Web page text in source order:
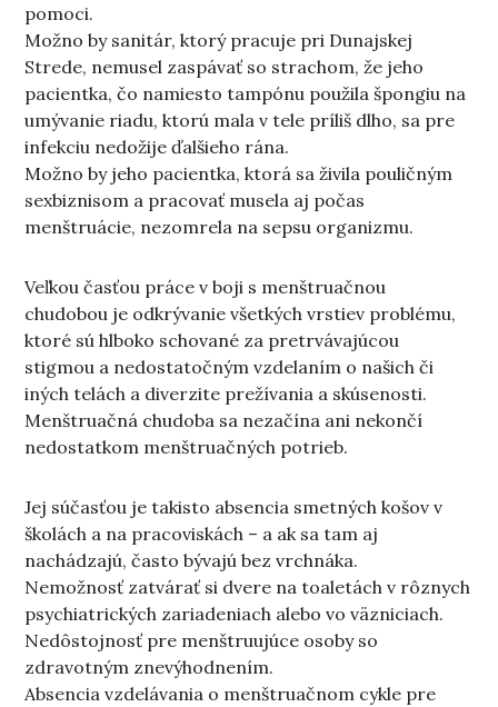
pomoci.
Možno by sanitár, ktorý pracuje pri Dunajskej
Strede, nemusel zaspávať so strachom, že jeho
pacientka, čo namiesto tampónu použila špongiu na
umývanie riadu, ktorú mala v tele príliš dlho, sa pre
infekciu nedožije ďalšieho rána.
Možno by jeho pacientka, ktorá sa živila pouličným
sexbiznisom a pracovať musela aj počas
menštruácie, nezomrela na sepsu organizmu.
Veľkou časťou práce v boji s menštruačnou
chudobou je odkrývanie všetkých vrstiev problému,
ktoré sú hlboko schované za pretrvávajúcou
stigmou a nedostatočným vzdelaním o našich či
iných telách a diverzite prežívania a skúsenosti.
Menštruačná chudoba sa nezačína ani nekončí
nedostatkom menštruačných potrieb.
Jej súčasťou je takisto absencia smetných košov v
školách a na pracoviskách – a ak sa tam aj
nachádzajú, často bývajú bez vrchnáka.
Nemožnosť zatvárať si dvere na toaletách v rôznych
psychiatrických zariadeniach alebo vo väzniciach.
Nedôstojnosť pre menštruujúce osoby so
zdravotným znevýhodnením.
Absencia vzdelávania o menštruačnom cykle pre